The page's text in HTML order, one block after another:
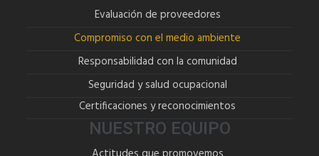
Evaluación de proveedores
Compromiso con el medio ambiente
Responsabilidad con la comunidad
Seguridad y salud ocupacional
Certificaciones y reconocimientos
NUESTRO EQUIPO